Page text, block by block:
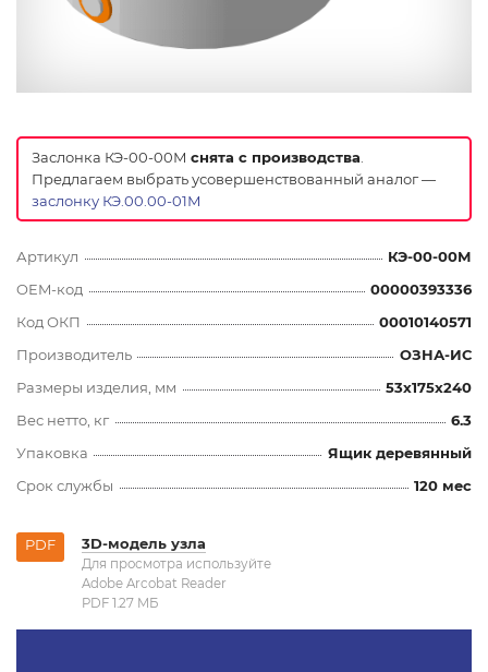
Заслонка КЭ-00-00М снята с производства
Предлагаем выбрать усовершенствованный аналог —
заслонку КЭ.00.00-01М
Артикул
КЭ-00-00М
OEM-код
00000393336
Код ОКП
00010140571
Производитель
ОЗНА-ИС
Размеры изделия, мм
53x175x240
Вес нетто, кг
6.3
Упаковка
Ящик деревянный
Срок службы
120 мес
PDF 3D-модель узла
Для просмотра используйте
Adobe Arcobat Reader
PDF 1.27 MБ